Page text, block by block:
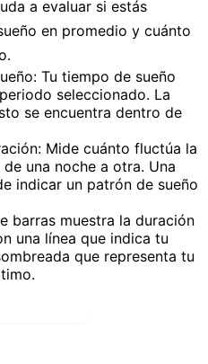
a evaluar si estás
en promedio y cuánto
Tu tiempo de sueño
seleccionado. La
se encuentra dentro de
Mide cuánto fluctúa la
una noche a otra. Una
indicar un patrón de sueño
barras muestra la duración
una línea que indica tu
que representa tu